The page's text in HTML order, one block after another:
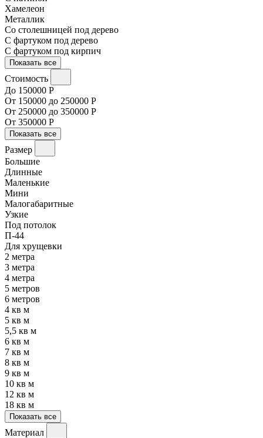
Хамелеон
Металлик
Со столешницей под дерево
С фартуком под дерево
С фартуком под кирпич
Показать все
Стоимость
До 150000 Р
От 150000 до 250000 Р
От 250000 до 350000 Р
От 350000 Р
Показать все
Размер
Большие
Длинные
Маленькие
Мини
Малогабаритные
Узкие
Под потолок
П-44
Для хрущевки
2 метра
3 метра
4 метра
5 метров
6 метров
4 кв м
5 кв м
5,5 кв м
6 кв м
7 кв м
8 кв м
9 кв м
10 кв м
12 кв м
18 кв м
Показать все
Материал